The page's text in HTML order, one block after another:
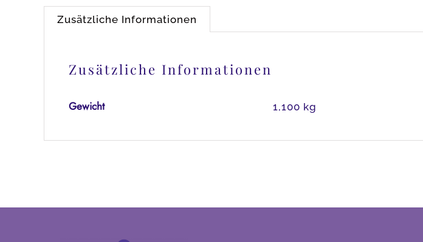
Zusätzliche Informationen
Zusätzliche Informationen
Gewicht 1,100 kg